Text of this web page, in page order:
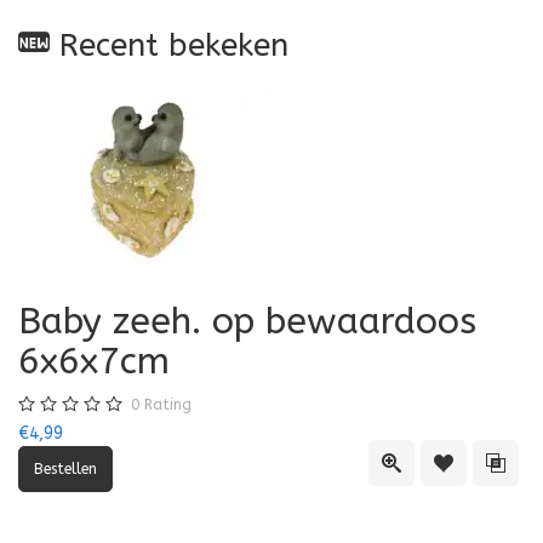
Recent bekeken
Quick ViewToevoegen
Baby zeeh. op bewaardoos
6x6x7cm
0 Rating
€4,99